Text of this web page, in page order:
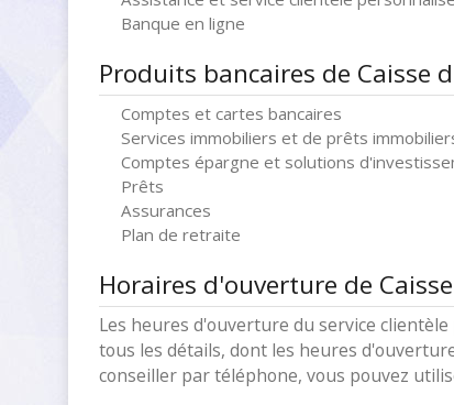
Banque en ligne
Produits bancaires de Caisse
Comptes et cartes bancaires
Services immobiliers et de prêts
Comptes épargne et solutions
Prêts
Assurances
Plan de retraite
Horaires d'ouverture de
Les heures d'ouverture du service
tous les détails, dont les heures
conseiller par téléphone, vous pouvez